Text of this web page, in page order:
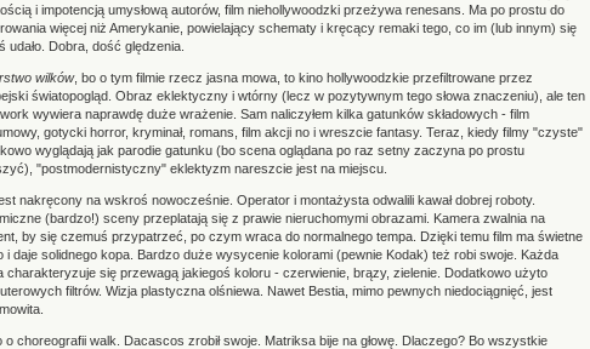
i impotencją umysłową autorów, film niehollywoodzki przeżywa renesans. Ma po prostu do
więcej niż Amerykanie, powielający schematy i kręcący remaki tego, co im (lub innym) się
udało. Dobra, dość ględzenia.
wilków, bo o tym filmie rzecz jasna mowa, to kino hollywoodzkie przefiltrowane przez
światopogląd. Obraz eklektyczny i wtórny (lecz w pozytywnym tego słowa znaczeniu), ale ten
wywiera naprawdę duże wrażenie. Sam naliczyłem kilka gatunków składowych - film
gotycki horror, kryminał, romans, film akcji no i wreszcie fantasy. Teraz, kiedy filmy "czyste"
wyglądają jak parodie gatunku (bo scena oglądana po raz setny zaczyna po prostu
"postmodernistyczny" eklektyzm nareszcie jest na miejscu.
nakręcony na wskroś nowocześnie. Operator i montażysta odwalili kawał dobrej roboty.
(bardzo!) sceny przeplatają się z prawie nieruchomymi obrazami. Kamera zwalnia na
by się czemuś przypatrzeć, po czym wraca do normalnego tempa. Dzięki temu film ma świetne
i daje solidnego kopa. Bardzo duże wysycenie kolorami (pewnie Kodak) też robi swoje. Każda
charakteryzuje się przewagą jakiegoś koloru - czerwienie, brązy, zielenie. Dodatkowo użyto
filtrów. Wizja plastyczna olśniewa. Nawet Bestia, mimo pewnych niedociągnięć, jest
o choreografii walk. Dacascos zrobił swoje. Matriksa bije na głowę. Dlaczego? Bo wszystkie